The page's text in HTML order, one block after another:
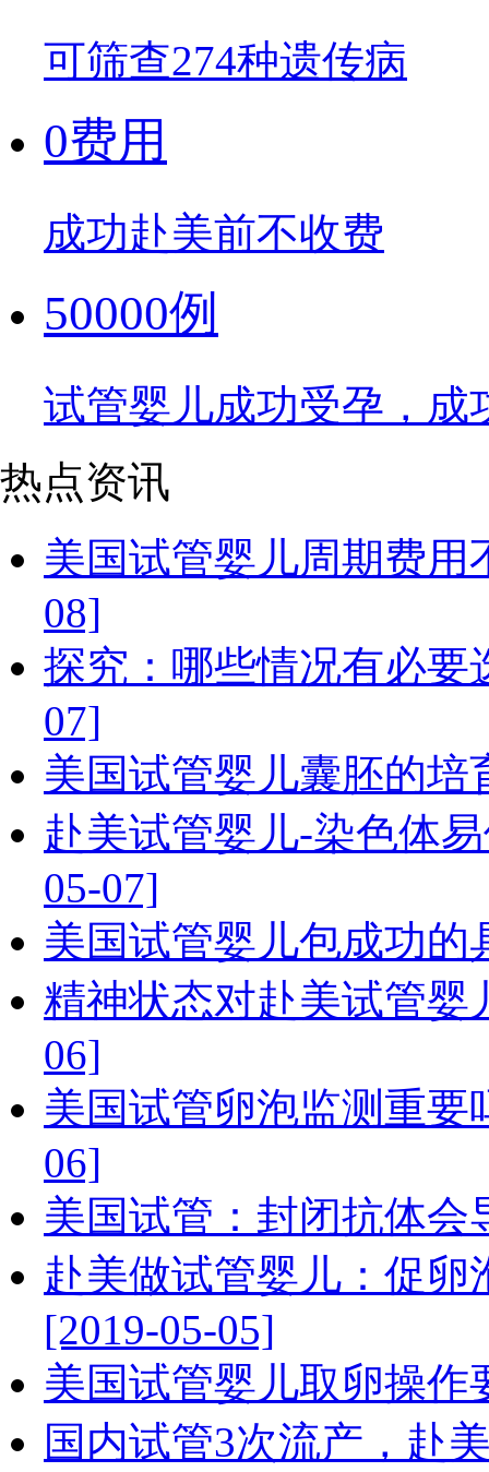
可筛查274种遗传病
0费用
成功赴美前不收费
50000例
试管婴儿成功受孕，成
热点资讯
美国试管婴儿周期费用
08]
探究：哪些情况有必要
07]
美国试管婴儿囊胚的培
赴美试管婴儿-染色体
05-07]
美国试管婴儿包成功的
精神状态对赴美试管婴
06]
美国试管卵泡监测重要
06]
美国试管：封闭抗体会
赴美做试管婴儿：促
[2019-05-05]
美国试管婴儿取卵操作
国内试管3次流产，赴